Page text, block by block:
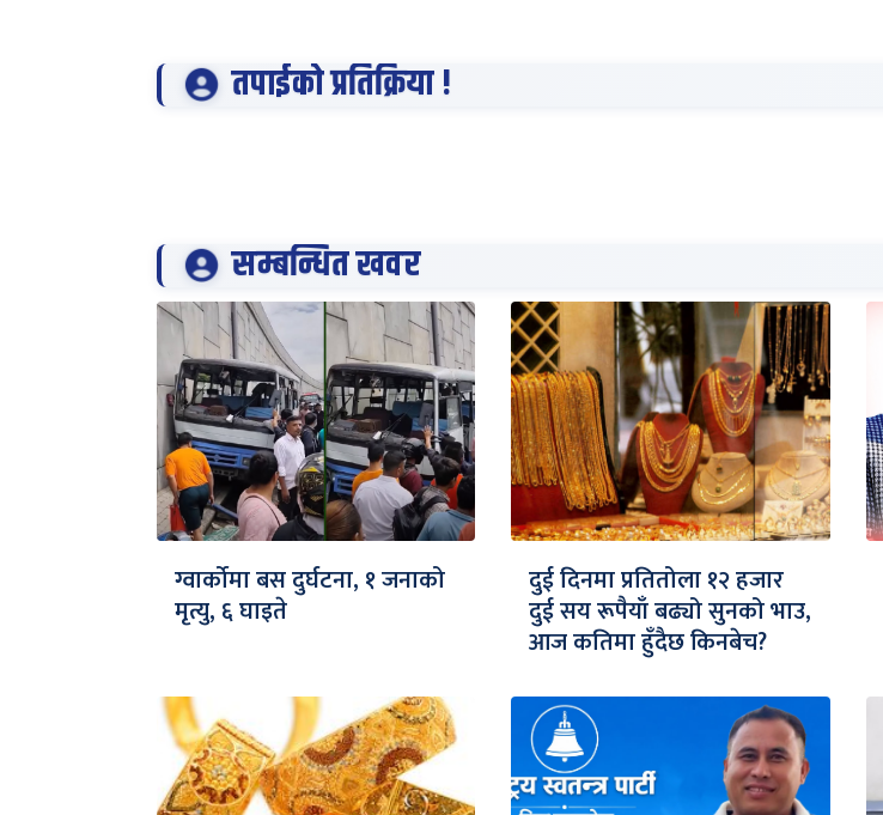
तपाईको प्रतिक्रिया !
सम्बन्धित खवर
ग्वार्कोमा बस दुर्घटना, १ जनाको
मृत्यु, ६ घाइते
दुई दिनमा प्रतितोला १२ हजार
दुई सय रूपैयाँ बढ्यो सुनको भाउ,
आज कतिमा हुँदैछ किनबेच?